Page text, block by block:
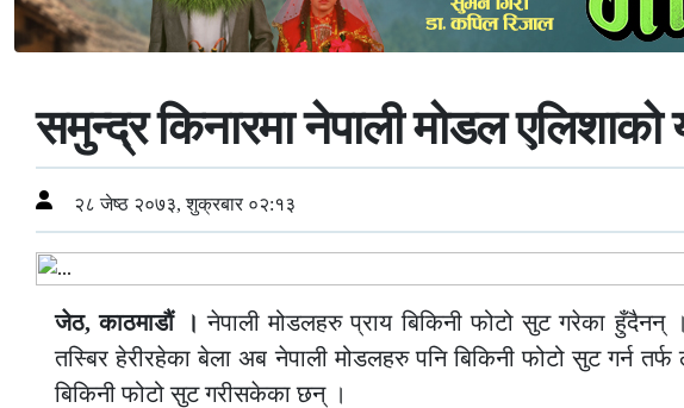
समुन्द्र किनारमा नेपाली मोडल
२८ जेष्ठ २०७३, शुक्रबार ०२:१३
जेठ, काठमाडौं ।नेपाली मोडलहरु प्राय बिकिनी फोटो सुट गरेका
तस्बिर हेरीरहेका बेला अब नेपाली मोडलहरु पनि बिकिनी फोटो सुट गर्न
बिकिनी फोटो सुट गरीसकेका छन् ।